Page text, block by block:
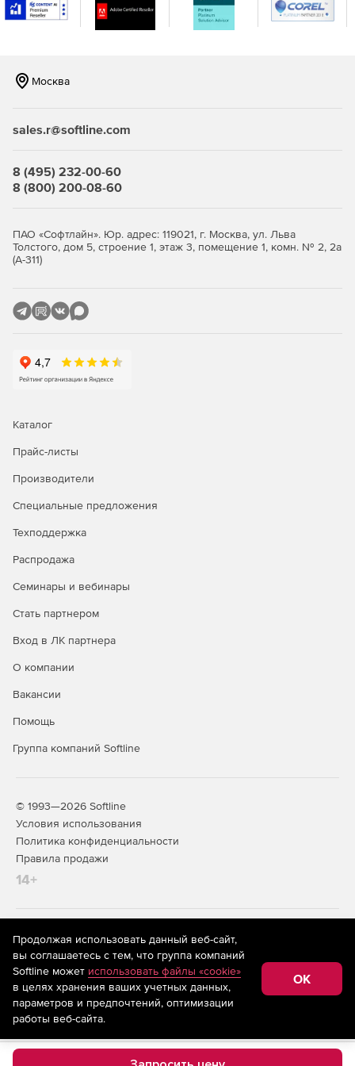
Видео файлы имеют цифровую подпись.
Файлы могут храниться во внутренней или внешней
Предотвращение потери корпоративных данных и их
Программа может быть настроена для 1000 серверов.
Запись работы call-центра.
Проверка на соответствие стандартам индустрии
Мониторинг и аудит основной деятельности
пользователей.
нескольких часов.
администраторов сервера.
Управление отчетами по специальному доступу к
Проверка на соответствие правовым и судебно-
Москва
sales.r@softline.com
8 (495) 232-00-60
8 (800) 200-08-60
ПАО «Софтлайн». Юр. адрес: 119021, г. Москва, ул. Льва
Толстого, дом 5, строение 1, этаж 3, помещение 1, комн. № 2, 2а
(А-311)
Каталог
Прайс-листы
Производители
Специальные предложения
Техподдержка
Распродажа
Семинары и вебинары
Стать партнером
Вход в ЛК партнера
О компании
Вакансии
Помощь
Группа компаний Softline
© 1993—2026 Softline
Условия использования
Политика конфиденциальности
Правила продажи
14+
На информационном ресурсе store.softline.ru применяются
рекомендательные технологии
(информационные технологии
предоставления информации на основе сбора,
систематизации и анализа сведений, относящихся к
предпочтениям пользователей сети «Интернет»,
находящихся на территории Российской Федерации)
Продолжая использовать данный веб-сайт,
вы соглашаетесь с тем, что группа компаний
Softline может использовать файлы «cookie»
в целях хранения ваших учетных данных,
параметров и предпочтений, оптимизации
работы веб-сайта.
OK